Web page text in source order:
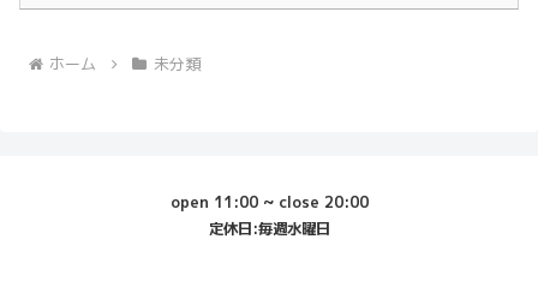
ホーム 未分類
open 11:00 ~ close 20:00
定休日:毎週水曜日